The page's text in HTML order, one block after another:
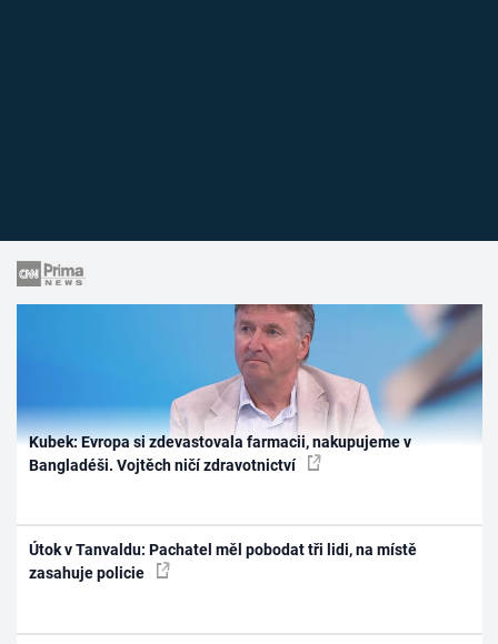
Kubek: Evropa si zdevastovala farmacii, nakupujeme v
Bangladéši. Vojtěch ničí zdravotnictví
Útok v Tanvaldu: Pachatel měl pobodat tři lidi, na místě
zasahuje policie